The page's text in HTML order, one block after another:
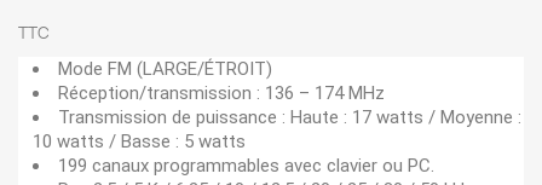
TTC
Mode FM (LARGE/ÉTROIT)
Réception/transmission : 136 – 174 MHz
Transmission de puissance : Haute : 17 watts / Moyenne :
10 watts / Basse : 5 watts
199 canaux programmables avec clavier ou PC.